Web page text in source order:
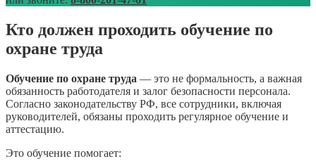
Кто должен проходить обучение по
охране труда
Обучение по охране труда — это не формальность, а важная
обязанность работодателя и залог безопасности персонала.
Согласно законодательству РФ, все сотрудники, включая
руководителей, обязаны проходить регулярное обучение и
аттестацию.
Это обучение помогает: